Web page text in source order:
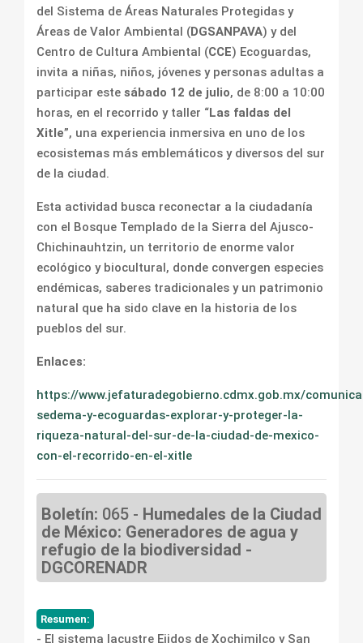
del Sistema de Áreas Naturales Protegidas y
Áreas de Valor Ambiental (DGSANPAVA) y del
Centro de Cultura Ambiental (CCE) Ecoguardas,
invita a niñas, niños, jóvenes y personas adultas a
participar este sábado 12 de julio, de 8:00 a 10:00
horas, en el recorrido y taller “Las faldas del
Xitle”, una experiencia inmersiva en uno de los
ecosistemas más emblemáticos y diversos del sur
de la ciudad.
Esta actividad busca reconectar a la ciudadanía
con el Bosque Templado de la Sierra del Ajusco-
Chichinauhtzin, un territorio de enorme valor
ecológico y biocultural, donde convergen especies
endémicas, saberes tradicionales y un patrimonio
natural que ha sido clave en la historia de los
pueblos del sur.
Enlaces:
https://www.jefaturadegobierno.cdmx.gob.mx/
sedema-y-ecoguardas-explorar-y-proteger-la-
riqueza-natural-del-sur-de-la-ciudad-de-mexico-
con-el-recorrido-en-el-xitle
Boletín: 065 - Humedales de la Ciudad
de México: Generadores de agua y
refugio de la biodiversidad -
DGCORENADR
Resumen:
- El sistema lacustre Ejidos de Xochimilco y San